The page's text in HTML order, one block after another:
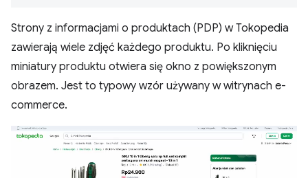
Strony z informacjami o produktach (PDP) w Tokopedia
zawierają wiele zdjęć każdego produktu. Po kliknięciu
miniatury produktu otwiera się okno z powiększonym
obrazem. Jest to typowy wzór używany w witrynach e-
commerce.